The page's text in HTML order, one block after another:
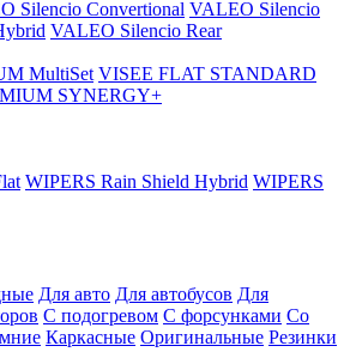
Silencio Convertional VALEO Silencio
VALEO Silencio Rear
MultiSet VISEE FLAT STANDARD
SYNERGY+
WIPERS Rain Shield Hybrid WIPERS
Для авто Для автобусов Для
С подогревом С форсунками Со
Каркасные Оригинальные Резинки